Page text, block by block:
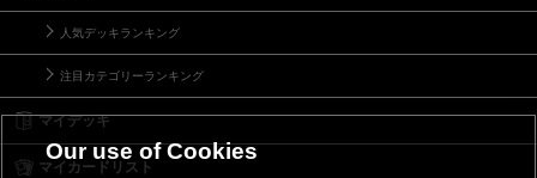
人気デッキランキング
注目カテゴリーランキング
マイデッキ
マイカードリスト
Our use of Cookies